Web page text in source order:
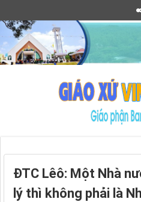
ĐTC Lêô: Một Nhà
lý thì không phải là